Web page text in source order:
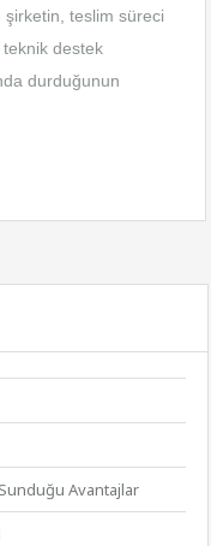
teslim süreci
destek
durduğunun
Avantajlar